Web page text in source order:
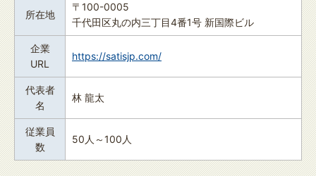
所在地
〒100-0005
千代田区丸の内三丁目4番1号 新国際ビル
企業
URL
https://satisjp.com/
代表者
名
林 龍太
従業員
数
50人～100人